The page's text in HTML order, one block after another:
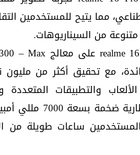
مما يتيح للمستخدمين
من السيناريوهات.
والتطبيقات المتعددة
ساعات طويلة من